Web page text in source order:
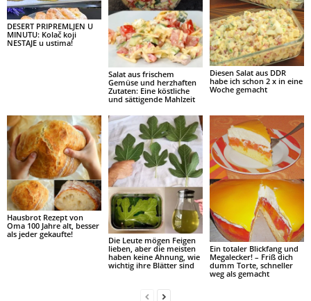
DESERT PRIPREMLJEN U
MINUTU: Kolač koji
NESTAJE u ustima!
Salat aus frischem
Gemüse und herzhaften
Zutaten: Eine köstliche
und sättigende Mahlzeit
Diesen Salat aus DDR
habe ich schon 2 x in eine
Woche gemacht
Hausbrot Rezept von
Oma 100 Jahre alt, besser
als jeder gekaufte!
Die Leute mögen Feigen
lieben, aber die meisten
haben keine Ahnung, wie
wichtig ihre Blätter sind
Ein totaler Blickfang und
Megalecker! – Friß dich
dumm Torte, schneller
weg als gemacht